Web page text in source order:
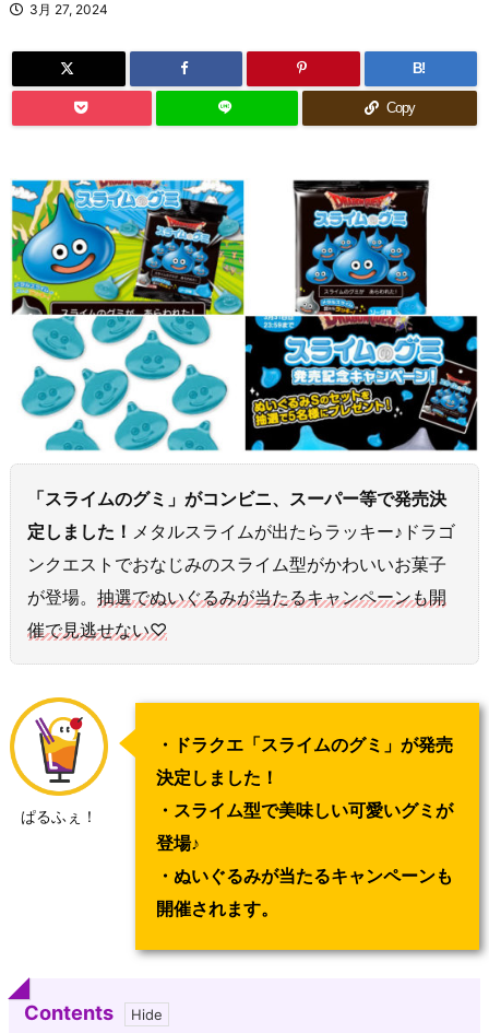
3月 27, 2024
B!
Copy
「スライムのグミ」がコンビニ、スーパー等で発売決
定しました！ メタルスライムが出たらラッキー♪ドラゴ
ンクエストでおなじみのスライム型がかわいいお菓子
が登場。 抽選でぬいぐるみが当たるキャンペーンも開
催で見逃せない♡
ぱるふぇ！
・ドラクエ「スライムのグミ」が発売
決定しました！
・スライム型で美味しい可愛いグミが
登場♪
・ぬいぐるみが当たるキャンペーンも
開催されます。
Contents